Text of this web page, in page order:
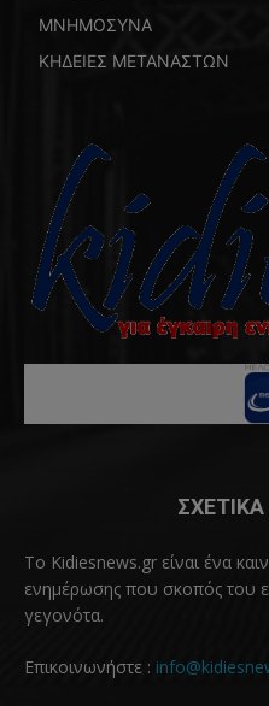
ΜΝΗΜΟΣΥΝΑ
ΚΗΔΕΙΕΣ ΜΕΤΑΝΑΣΤΩΝ
Το Kidiesnews.gr είναι ένα
ενημέρωσης που σκοπός του
γεγονότα.
Επικοινωνήστε :